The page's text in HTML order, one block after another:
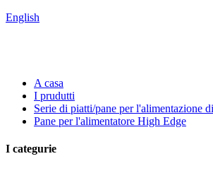
English
A casa
I prudutti
Serie di piatti/pane per l'alimentazione
Pane per l'alimentatore High Edge
I categurie